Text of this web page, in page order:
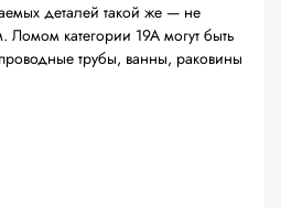
деталей такой же — не
категории 19А могут быть
трубы, ванны, раковины